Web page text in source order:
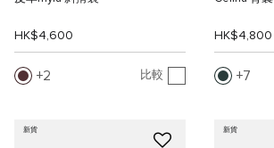
HK$4,600
2 比較
HK$4,800
7
新貨 新貨